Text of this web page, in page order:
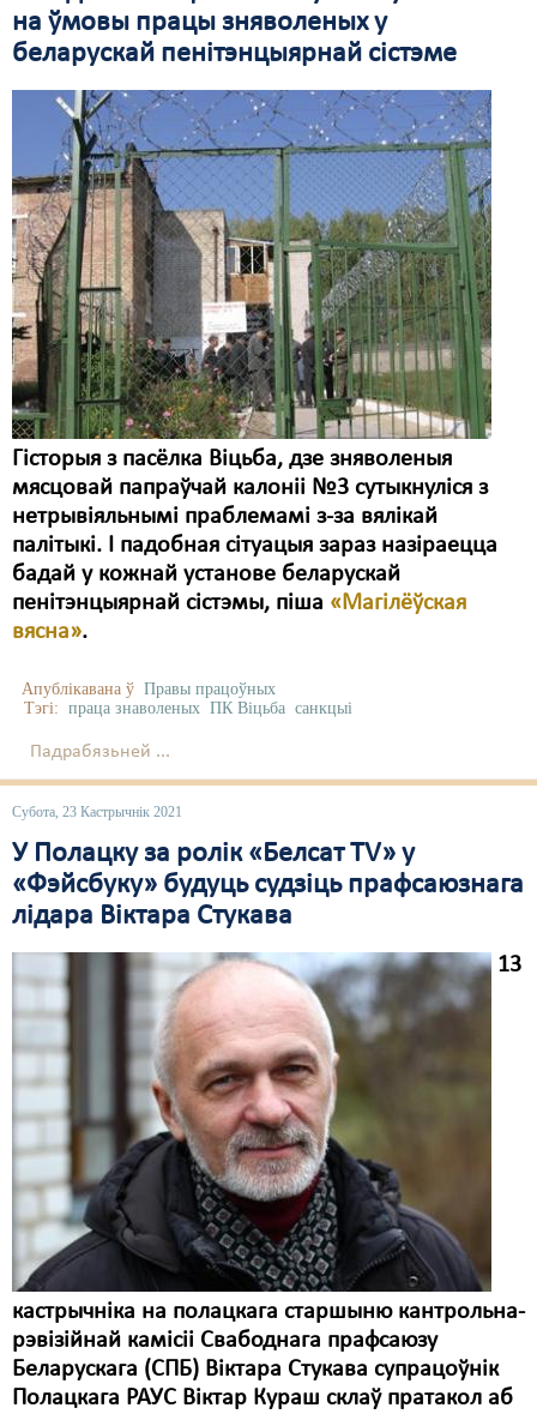
на ўмовы працы зняволеных у
беларускай пенітэнцыярнай сістэме
Гісторыя з пасёлка Віцьба, дзе зняволеныя
мясцовай папраўчай калоніі №3 сутыкнуліся з
нетрывіяльнымі праблемамі з-за вялікай
палітыкі. І падобная сітуацыя зараз назіраецца
бадай у кожнай установе беларускай
пенітэнцыярнай сістэмы, піша «Магілёўская
вясна».
Апублікавана ў Правы працоўных
Тэгі: праца знаволеных ПК Віцьба санкцыі
Падрабязьней ...
Субота, 23 Кастрычнік 2021
У Полацку за ролік «Белсат TV» у
«Фэйсбуку» будуць судзіць прафсаюзнага
лідара Віктара Стукава
13
кастрычніка на полацкага старшыню кантрольна-
рэвізійнай камісіі Свабоднага прафсаюзу
Беларускага (СПБ) Віктара Стукава супрацоўнік
Полацкага РАУС Віктар Кураш склаў пратакол аб